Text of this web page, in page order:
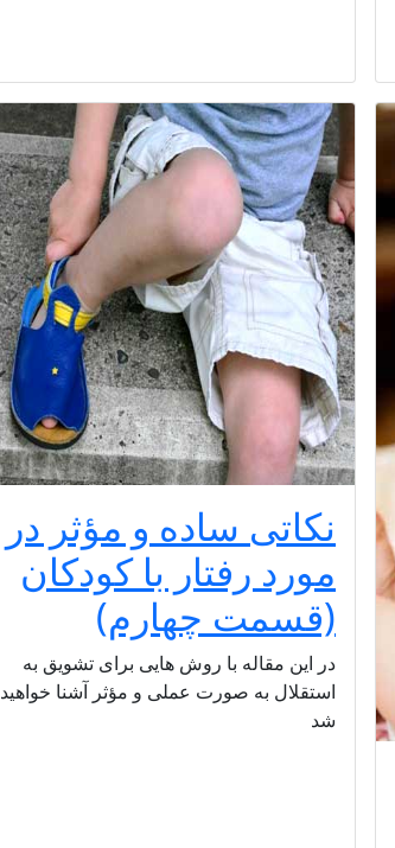
نکاتی ساده و مؤثر در
مورد رفتار با کودکان
(قسمت چهارم)
در این مقاله با روش هایی برای تشویق به
استقلال به صورت عملی و مؤثر آشنا خواهید
شد